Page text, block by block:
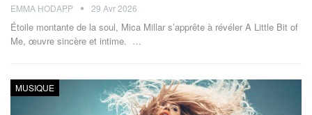
EMMA HODAPP 29 Avr 2026
Étoile montante de la soul, Mica Millar s’apprête à révéler A Little Bit of
Me, œuvre sincère et intime.
…
MUSIQUE